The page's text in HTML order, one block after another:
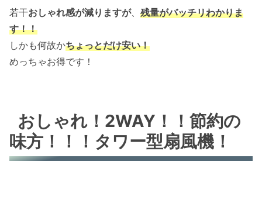
若干おしゃれ感が減りますが、 残量がバッチリわかりま
す！！
しかも何故かちょっとだけ安い！
めっちゃお得です！
おしゃれ！2WAY！！節約の
味方！！！タワー型扇風機！